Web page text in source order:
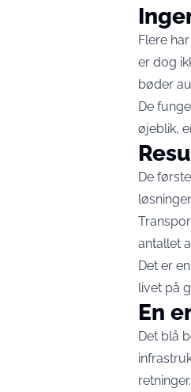
Flere
er dog
bøder
De
øjeblik,
De
antallet
Det er
livet på
En
Det blå
retninger.